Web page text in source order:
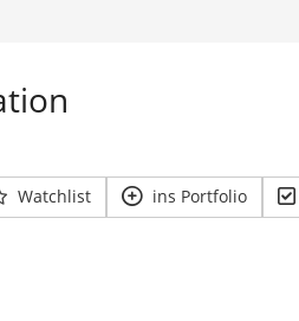
Watchlist ins Portfolio